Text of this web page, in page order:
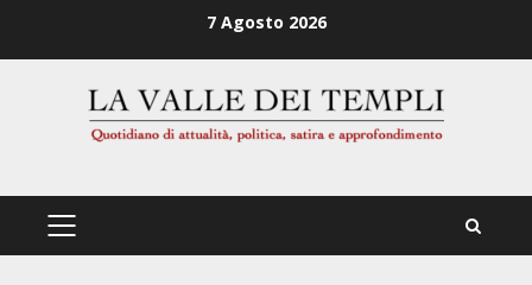
7 Agosto 2026
PRIMÄRES